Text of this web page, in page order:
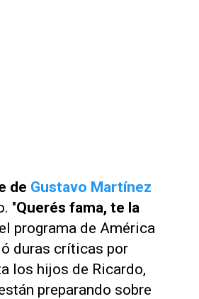
de Gustavo Martínez
"Querés fama, te la
programa de América
duras críticas por
los hijos de Ricardo,
preparando sobre